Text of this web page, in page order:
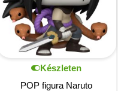
Készleten
POP figura Naruto